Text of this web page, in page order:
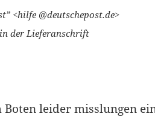
<hilfe @deutschepost.de>
der Lieferanschrift
Boten leider misslungen